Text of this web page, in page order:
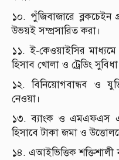
১০. পুঁজিবাজারে ব্লকচেইন
উভয়ই সম্প্রসারিত করা।
১১. ই-কেওয়াইসির
হিসাব খোলা ও ট্রেডিং
১২. বিনিয়োগবান্ধব ও
নেওয়া।
১৩. ব্যাংক ও এমএফএস
হিসাবে টাকা জমা ও
১৪. এআইভিত্তিক শক্তিশালী